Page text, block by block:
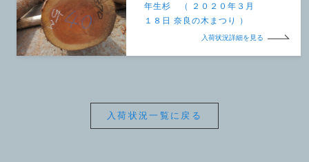
年生杉 （ ２０２０年３月
１８日 奈良の木まつり ）
入荷状況詳細を見る
入荷状況一覧に戻る